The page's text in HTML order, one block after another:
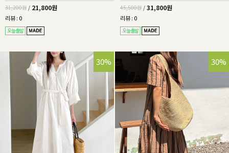
31,200원 / 21,800원
리뷰 : 0
45,500원 / 31,800원
리뷰 : 0
42%
30% 30%